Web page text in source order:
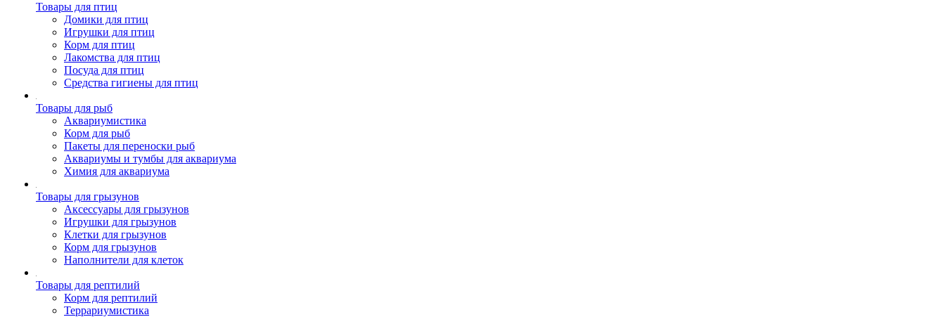
Товары для птиц
Домики для птиц
Игрушки для птиц
Корм для птиц
Лакомства для птиц
Посуда для птиц
Средства гигиены для птиц
Товары для рыб
Аквариумистика
Корм для рыб
Пакеты для переноски рыб
Аквариумы и тумбы для аквариума
Химия для аквариума
Товары для грызунов
Аксессуары для грызунов
Игрушки для грызунов
Клетки для грызунов
Корм для грызунов
Наполнители для клеток
Товары для рептилий
Корм для рептилий
Террариумистика